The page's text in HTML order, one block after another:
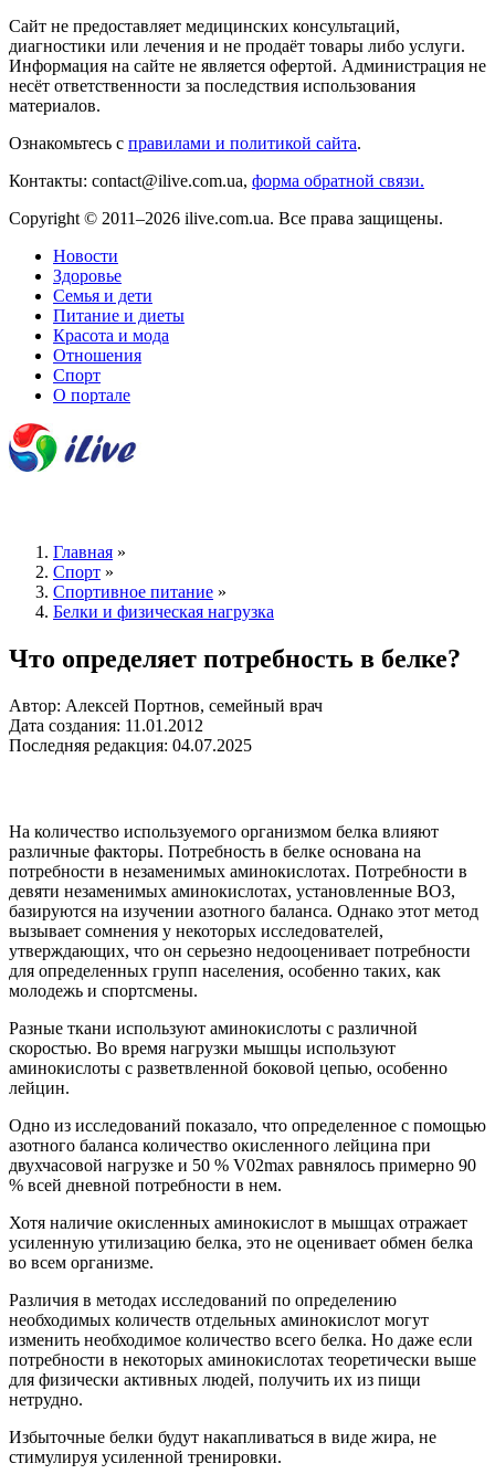
Сайт не предоставляет медицинских консультаций,
диагностики или лечения и не продаёт товары либо услуги.
Информация на сайте не является офертой. Администрация не
несёт ответственности за последствия использования
материалов.
Ознакомьтесь с правилами и политикой сайта.
Контакты: contact@ilive.com.ua, форма обратной связи.
Copyright © 2011–2026 ilive.com.ua. Все права защищены.
Новости
Здоровье
Семья и дети
Питание и диеты
Красота и мода
Отношения
Спорт
О портале
Главная »
Спорт »
Спортивное питание »
Белки и физическая нагрузка
Что определяет потребность в белке?
Автор: Алексей Портнов, семейный врач
Дата создания: 11.01.2012
Последняя редакция: 04.07.2025
На количество используемого организмом белка влияют
различные факторы. Потребность в белке основана на
потребности в незаменимых аминокислотах. Потребности в
девяти незаменимых аминокислотах, установленные ВОЗ,
базируются на изучении азотного баланса. Однако этот метод
вызывает сомнения у некоторых исследователей,
утверждающих, что он серьезно недооценивает потребности
для определенных групп населения, особенно таких, как
молодежь и спортсмены.
Разные ткани используют аминокислоты с различной
скоростью. Во время нагрузки мышцы используют
аминокислоты с разветвленной боковой цепью, особенно
лейцин.
Одно из исследований показало, что определенное с помощью
азотного баланса количество окисленного лейцина при
двухчасовой нагрузке и 50 % V02max равнялось примерно 90
% всей дневной потребности в нем.
Хотя наличие окисленных аминокислот в мышцах отражает
усиленную утилизацию белка, это не оценивает обмен белка
во всем организме.
Различия в методах исследований по определению
необходимых количеств отдельных аминокислот могут
изменить необходимое количество всего белка. Но даже если
потребности в некоторых аминокислотах теоретически выше
для физически активных людей, получить их из пищи
нетрудно.
Избыточные белки будут накапливаться в виде жира, не
стимулируя усиленной тренировки.